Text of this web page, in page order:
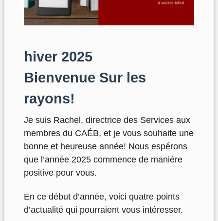
hiver 2025
Bienvenue Sur les
rayons!
Je suis Rachel, directrice des Services aux
membres du CAÉB, et je vous souhaite une
bonne et heureuse année! Nous espérons
que l’année 2025 commence de manière
positive pour vous.
En ce début d’année, voici quatre points
d’actualité qui pourraient vous intéresser.